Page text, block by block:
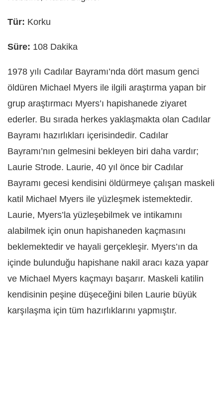
Tür: Korku
Süre: 108 Dakika
1978 yılı Cadılar Bayramı’nda dört masum genci
öldüren Michael Myers ile ilgili araştırma yapan bir
grup araştırmacı Myers’ı hapishanede ziyaret
ederler. Bu sırada herkes yaklaşmakta olan Cadılar
Bayramı hazırlıkları içerisindedir. Cadılar
Bayramı’nın gelmesini bekleyen biri daha vardır;
Laurie Strode. Laurie, 40 yıl önce bir Cadılar
Bayramı gecesi kendisini öldürmeye çalışan maskeli
katil Michael Myers ile yüzleşmek istemektedir.
Laurie, Myers’la yüzleşebilmek ve intikamını
alabilmek için onun hapishaneden kaçmasını
beklemektedir ve hayali gerçekleşir. Myers’ın da
içinde bulunduğu hapishane nakil aracı kaza yapar
ve Michael Myers kaçmayı başarır. Maskeli katilin
kendisinin peşine düşeceğini bilen Laurie büyük
karşılaşma için tüm hazırlıklarını yapmıştır.